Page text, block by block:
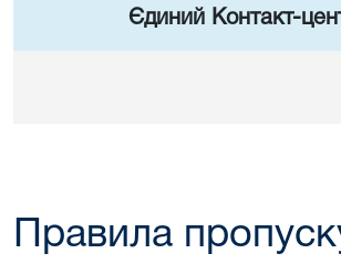
Єдиний Контакт-
Правила